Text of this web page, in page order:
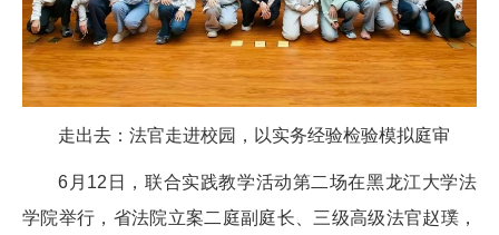
走出去：法官走进校园，以实务经验检验模拟庭审
6月12日，联合实践教学活动第二场在黑龙江大学法
学院举行，省法院立案二庭副庭长、三级高级法官赵璞，